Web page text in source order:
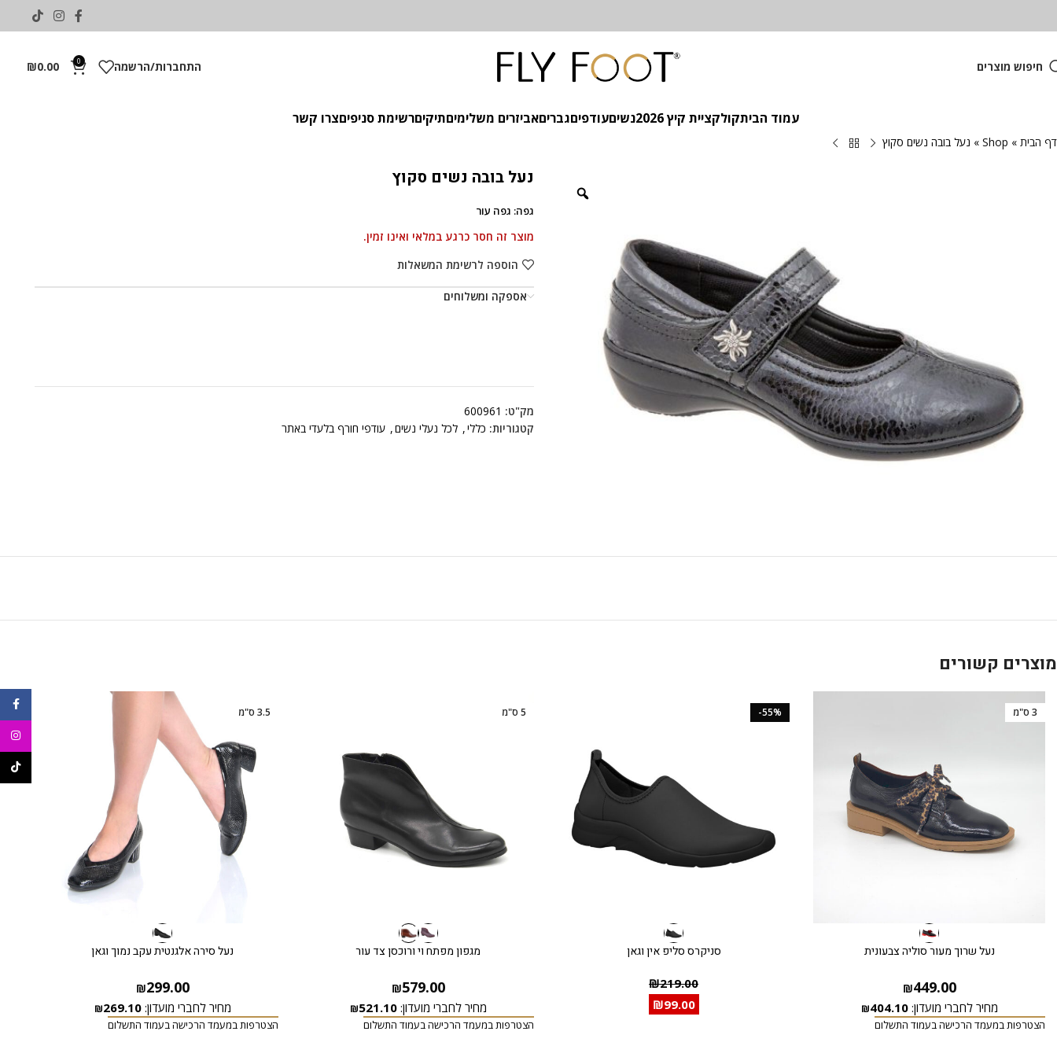
חיפוש מוצרים התחברות/הרשמה 0
₪0.00
עמוד הביתקולקציית קיץ 2026 נשיםעודפיםגבריםאביזרים משלימיםתיקיםרשימת סניפיםצרו קשר
דף הבית »
Shop
» נעל בובה נשים סקוץ
נעל בובה נשים סקוץ
גפה: גפה עור
מוצר זה חסר כרגע במלאי ואינו זמין.
הוספה לרשימת המשאלות
אספקה ומשלוחים
מק"ט: 600961
קטגוריות: כללי, לכל נעלי נשים, עודפי חורף בלעדי באתר
מוצרים קשורים
3 ס"מ
נעל שרוך מעור סוליה צבעונית
₪449.00
מחיר לחברי מועדון: ₪404.10
הצטרפות במעמד הרכישה בעמוד התשלום
-55%
סניקרס סליפ אין וגאן
₪219.00
₪99.00
5 ס"מ
מגפון מפתח וי ורוכסן צד עור
₪579.00
מחיר לחברי מועדון: ₪521.10
הצטרפות במעמד הרכישה בעמוד התשלום
3.5 ס"מ
נעל סירה אלגנטית עקב נמוך וגאן
₪299.00
מחיר לחברי מועדון: ₪269.10
הצטרפות במעמד הרכישה בעמוד התשלום
9 ס"מ